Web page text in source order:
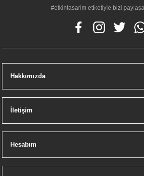
#etkintasarim etiketiyle bizi
Hakkımızda
İletişim
Hesabım